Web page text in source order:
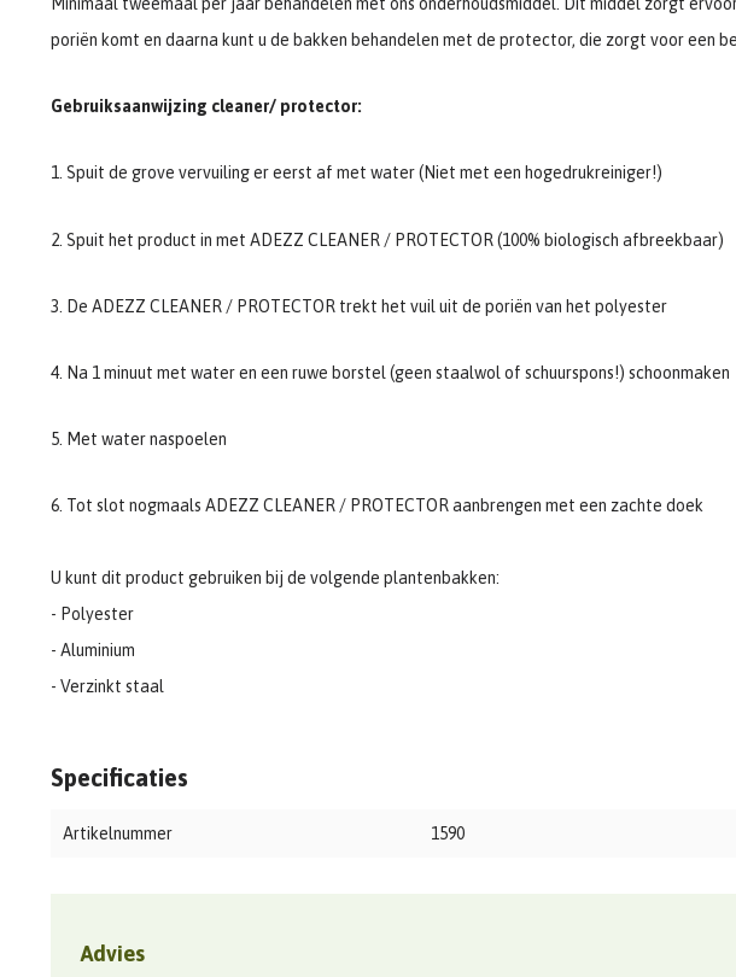
poriën komt en daarna kunt u de bakken behandelen met de protector, die zorgt voor een
Gebruiksaanwijzing cleaner/ protector:
1. Spuit de grove vervuiling er eerst af met water (Niet met een hogedrukreiniger!)
2. Spuit het product in met ADEZZ CLEANER / PROTECTOR (100% biologisch afbreekbaar)
3. De ADEZZ CLEANER / PROTECTOR trekt het vuil uit de poriën van het polyester
4. Na 1 minuut met water en een ruwe borstel (geen staalwol of schuurspons!) schoonmaken
5. Met water naspoelen
6. Tot slot nogmaals ADEZZ CLEANER / PROTECTOR aanbrengen met een zachte doek
U kunt dit product gebruiken bij de volgende plantenbakken:
- Polyester
- Aluminium
- Verzinkt staal
Specificaties
Artikelnummer 1590
Advies